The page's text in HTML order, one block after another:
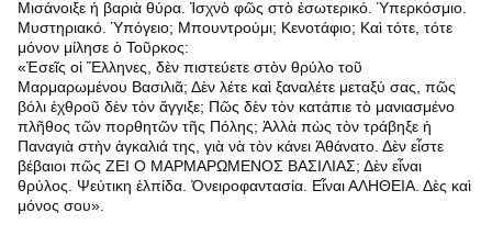
Μισάνοιξε ἡ βαριὰ θύρα. Ἰσχνὸ φῶς στὸ ἐσωτερικό. Ὑπερκόσμιο.
Μυστηριακό. Ὑπόγειο; Μπουντρούμι; Κενοτάφιο; Καὶ τότε, τότε
μόνον μίλησε ὁ Τοῦρκος:
«Ἐσεῖς οἱ Ἕλληνες, δὲν πιστεύετε στὸν θρύλο τοῦ
Μαρμαρωμένου Βασιλιᾶ; Δὲν λέτε καὶ ξαναλέτε μεταξύ σας, πῶς
βόλι ἐχθροῦ δὲν τὸν ἄγγιξε; Πῶς δὲν τὸν κατάπιε τὸ μανιασμένο
πλῆθος τῶν πορθητῶν τῆς Πόλης; Ἀλλὰ πὼς τὸν τράβηξε ἡ
Παναγιὰ στὴν ἀγκαλιά της, γιὰ νὰ τὸν κάνει Ἀθάνατο. Δὲν εἶστε
βέβαιοι πῶς ΖΕΙ Ο ΜΑΡΜΑΡΩΜΕΝΟΣ ΒΑΣΙΛΙΑΣ; Δὲν εἶναι
θρύλος. Ψεύτικη ἐλπίδα. Ὀνειροφαντασία. Εἶναι ΑΛΗΘΕΙΑ. Δὲς καὶ
μόνος σου».